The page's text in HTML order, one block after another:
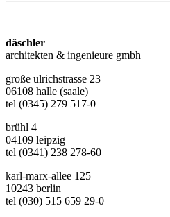
däschler
architekten & ingenieure gmbh
große ulrichstrasse 23
06108 halle (saale)
tel (0345) 279 517-0
brühl 4
04109 leipzig
tel (0341) 238 278-60
karl-marx-allee 125
10243 berlin
tel (030) 515 659 29-0